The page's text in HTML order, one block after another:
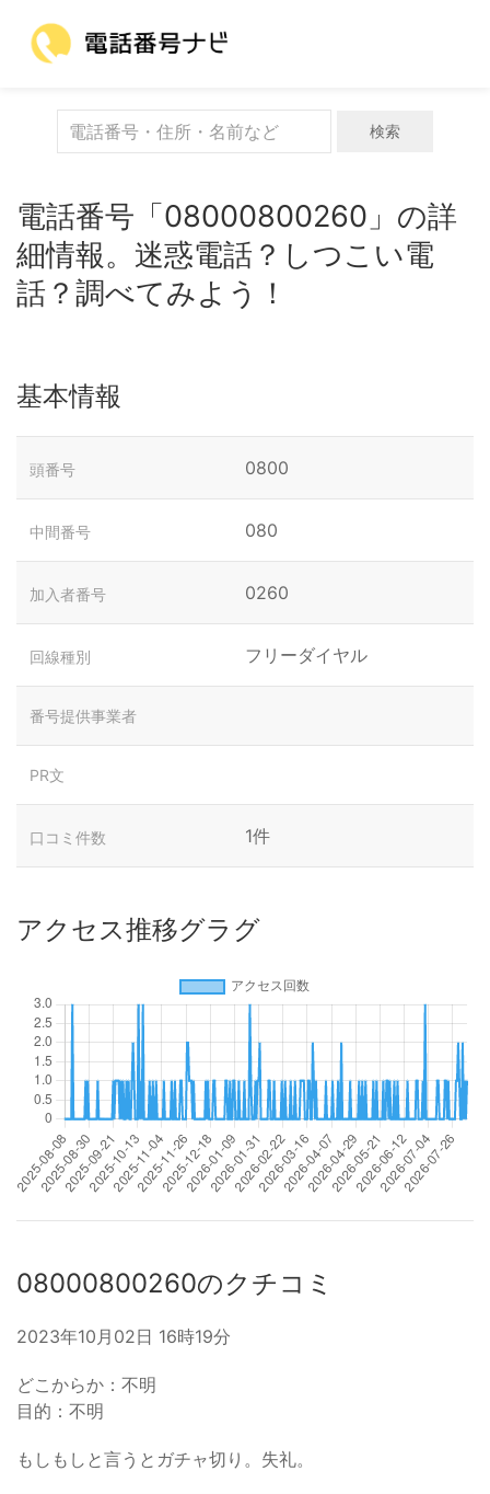
検索
電話番号「08000800260」の詳
細情報。迷惑電話？しつこい電
話？調べてみよう！
基本情報
頭番号 0800
中間番号 080
加入者番号 0260
回線種別 フリーダイヤル
番号提供事業者
PR文
口コミ件数 1件
アクセス推移グラグ
08000800260のクチコミ
2023年10月02日 16時19分
どこからか：不明
目的：不明
もしもしと言うとガチャ切り。失礼。